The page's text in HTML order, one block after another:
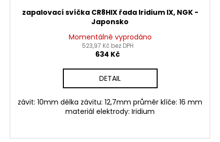
zapalovací svíčka CR8HIX řada Iridium IX, NGK -
Japonsko
Momentálně vyprodáno
523,97 Kč bez DPH
634 Kč
DETAIL
závit: 10mm délka závitu: 12,7mm průměr klíče: 16 mm
materiál elektrody: Iridium